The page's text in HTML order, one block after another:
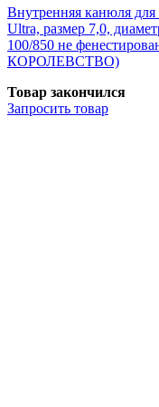
Внутренняя канюля для
Ultra, размер 7,0,
100/850 не
КОРОЛЕВСТВО)
Товар закончился
Запросить товар